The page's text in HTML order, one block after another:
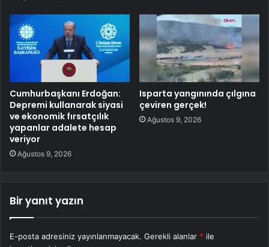
Cumhurbaşkanı Erdoğan:
Depremi kullanarak siyasi
ve ekonomik fırsatçılık
yapanlar adalete hesap
veriyor
Ağustos 9, 2026
Isparta yangınında çılgına
çeviren gerçek!
Ağustos 9, 2026
Bir yanıt yazın
E-posta adresiniz yayınlanmayacak. Gerekli alanlar * ile